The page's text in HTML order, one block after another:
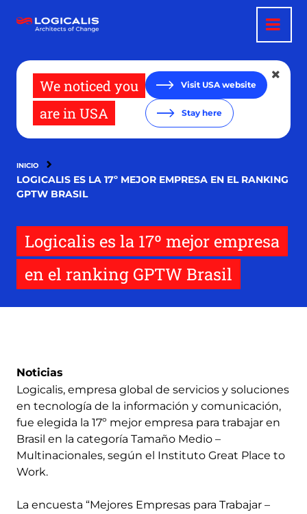
contenido
We noticed you
are in USA
Visit USA website
Stay here
INICIO
LOGICALIS ES LA 17º MEJOR EMPRESA EN EL RANKING
GPTW BRASIL
Logicalis es la 17º mejor empresa
en el ranking GPTW Brasil
Noticias
Logicalis, empresa global de servicios y soluciones
en tecnología de la información y comunicación,
fue elegida la 17º mejor empresa para trabajar en
Brasil en la categoría Tamaño Medio –
Multinacionales, según el Instituto Great Place to
Work.
La encuesta “Mejores Empresas para Trabajar –